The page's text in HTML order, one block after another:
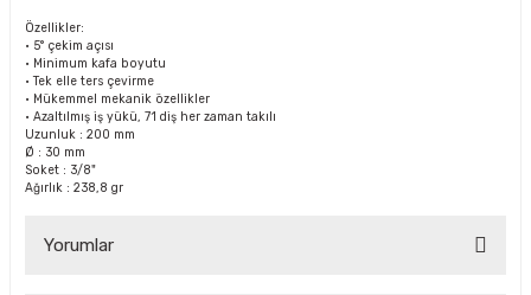
Özellikler:
• 5° çekim açısı
• Minimum kafa boyutu
• Tek elle ters çevirme
• Mükemmel mekanik özellikler
• Azaltılmış iş yükü, 71 diş her zaman takılı
Uzunluk : 200 mm
Ø : 30 mm
Soket : 3/8"
Ağırlık : 238,8 gr
Yorumlar